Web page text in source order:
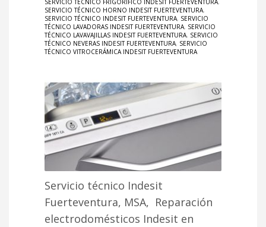
SERVICIO TÉCNICO FRIGORÍFICO INDESIT FUERTEVENTURA,
SERVICIO TÉCNICO HORNO INDESIT FUERTEVENTURA,
SERVICIO TÉCNICO INDESIT FUERTEVENTURA, SERVICIO
TÉCNICO LAVADORAS INDESIT FUERTEVENTURA, SERVICIO
TÉCNICO LAVAVAJILLAS INDESIT FUERTEVENTURA, SERVICIO
TÉCNICO NEVERAS INDESIT FUERTEVENTURA, SERVICIO
TÉCNICO VITROCERÁMICA INDESIT FUERTEVENTURA
Servicio técnico Indesit
Fuerteventura, MSA, Reparación
electrodomésticos Indesit en